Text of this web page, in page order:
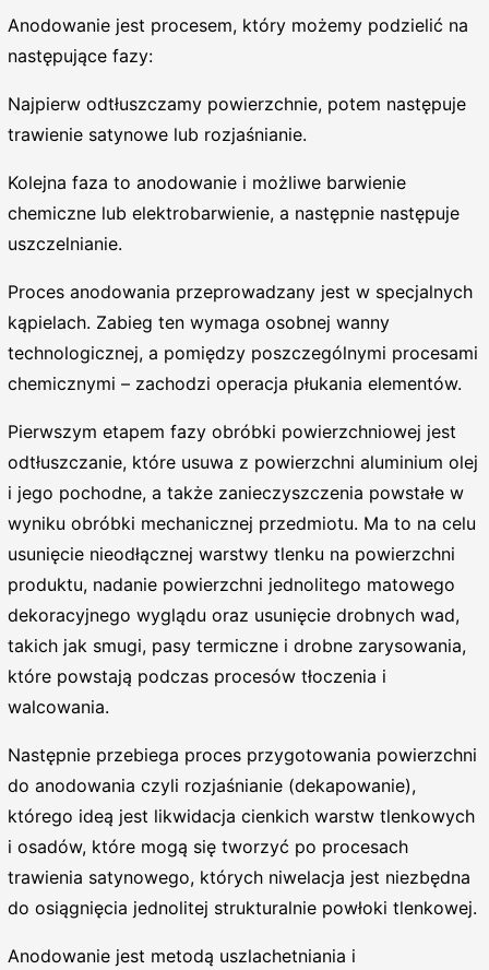
Anodowanie jest procesem, który możemy podzielić na
następujące fazy:
Najpierw odtłuszczamy powierzchnie, potem następuje
trawienie satynowe lub rozjaśnianie.
Kolejna faza to anodowanie i możliwe barwienie
chemiczne lub elektrobarwienie, a następnie następuje
uszczelnianie.
Proces anodowania przeprowadzany jest w specjalnych
kąpielach. Zabieg ten wymaga osobnej wanny
technologicznej, a pomiędzy poszczególnymi procesami
chemicznymi – zachodzi operacja płukania elementów.
Pierwszym etapem fazy obróbki powierzchniowej jest
odtłuszczanie, które usuwa z powierzchni aluminium olej
i jego pochodne, a także zanieczyszczenia powstałe w
wyniku obróbki mechanicznej przedmiotu. Ma to na celu
usunięcie nieodłącznej warstwy tlenku na powierzchni
produktu, nadanie powierzchni jednolitego matowego
dekoracyjnego wyglądu oraz usunięcie drobnych wad,
takich jak smugi, pasy termiczne i drobne zarysowania,
które powstają podczas procesów tłoczenia i
walcowania.
Następnie przebiega proces przygotowania powierzchni
do anodowania czyli rozjaśnianie (dekapowanie),
którego ideą jest likwidacja cienkich warstw tlenkowych
i osadów, które mogą się tworzyć po procesach
trawienia satynowego, których niwelacja jest niezbędna
do osiągnięcia jednolitej strukturalnie powłoki tlenkowej.
Anodowanie jest metodą uszlachetniania i